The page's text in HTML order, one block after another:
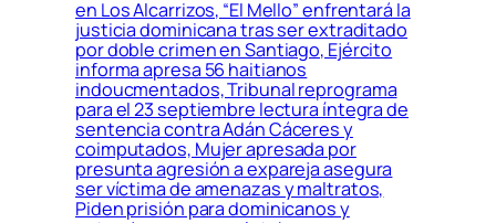
en Los Alcarrizos, “El Mello” enfrentará la
justicia dominicana tras ser extraditado
por doble crimen en Santiago, Ejército
informa apresa 56 haitianos
indoucmentados, Tribunal reprograma
para el 23 septiembre lectura íntegra de
sentencia contra Adán Cáceres y
coimputados, Mujer apresada por
presunta agresión a expareja asegura
ser víctima de amenazas y maltratos,
Piden prisión para dominicanos y